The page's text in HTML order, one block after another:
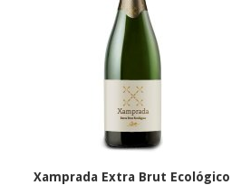
Xamprada Extra Brut Ecológico